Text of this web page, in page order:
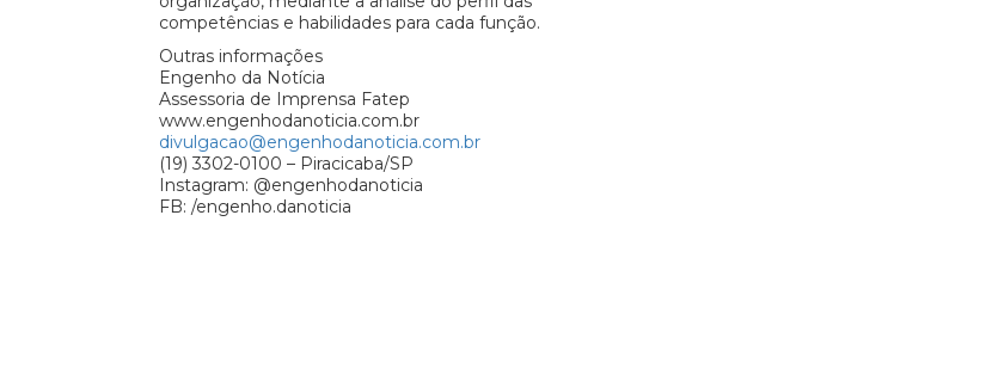
competências e habilidades para cada função.
Outras informações
Engenho da Notícia
Assessoria de Imprensa Fatep
www.engenhodanoticia.com.br
divulgacao@engenhodanoticia.com.br
(19) 3302-0100 – Piracicaba/SP
Instagram: @engenhodanoticia
FB: /engenho.danoticia